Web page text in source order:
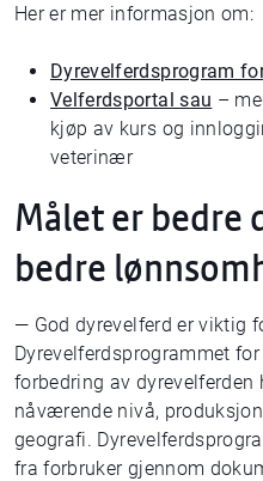
Her er mer informasjon om:
Dyrevelferdsprogram
Velferdsportal sau –
kjøp av kurs og
veterinær
Målet er bedre
bedre
— God dyrevelferd er viktig
Dyrevelferdsprogrammet
forbedring av dyrevelferden
nåværende nivå,
geografi.
fra forbruker gjennom